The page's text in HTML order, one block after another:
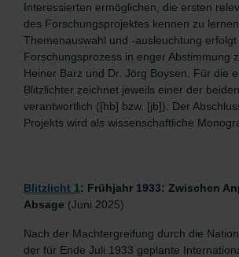
Interessierten ermöglichen, die ersten
des Forschungsprojektes kennen zu
Themenauswahl und -ausleuchtung erfolgt
Forschungsprozess in enger Abstimmung
Heiner Barz und Dr. Jörg Boysen. Für die
Blitzlichter zeichnet jeweils einer der
verantwortlich ([hb] bzw. [jb]). Der
Projekts wird als wissenschaftliche
Blitzlicht 1: Frühjahr 1933: Zwischen
Absage (Juni 2025)
Nach der Machtergreifung durch die
der für Ende Juli 1933 geplante